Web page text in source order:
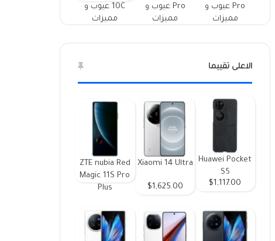
Pro عيوب و
مميزات
Pro عيوب و
مميزات
10C عيوب و
مميزات
الاعلى تقييما
Huawei Pocket
S5
$1,117.00
Xiaomi 14 Ultra
$1,625.00
ZTE nubia Red
Magic 11S Pro
Plus